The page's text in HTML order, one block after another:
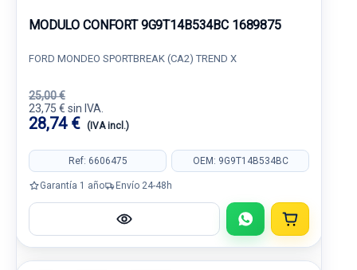
MODULO CONFORT 9G9T14B534BC 1689875
FORD MONDEO SPORTBREAK (CA2) TREND X
25,00 €
23,75 € sin IVA.
28,74 € (IVA incl.)
Ref: 6606475 OEM: 9G9T14B534BC
Garantía 1 año Envío 24-48h